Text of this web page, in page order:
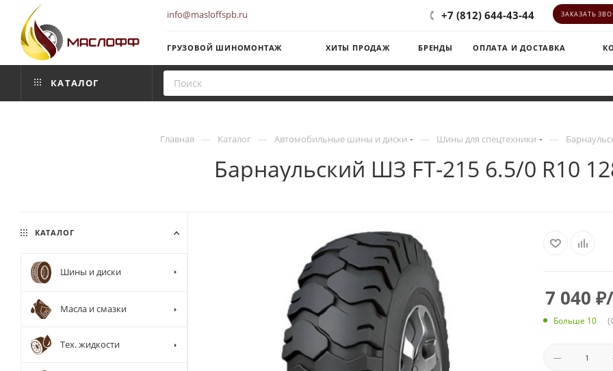
info@masloffspb.ru +7 (812) 644-43-44 ЗАКАЗАТЬ
ГРУЗОВОЙ ШИНОМОНТАЖ ХИТЫ ПРОДАЖ БРЕНДЫ ОПЛАТА И ДОСТАВКА
КАТАЛОГ
Главная — Каталог — Автомобильные шины и диски — Шины для спецтехники —
Барнаульский ШЗ FT-215 6.5/0 R10
7 040 ₽
Больше 10
КАТАЛОГ
Шины и диски
Масла и смазки
Тех. жидкости